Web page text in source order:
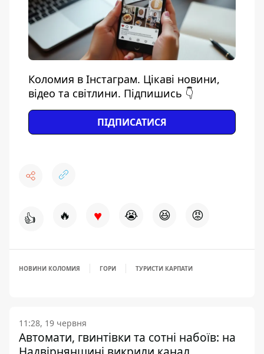
Коломия в Інстаграм. Цікаві новини,
відео та світлини. Підпишись 👇
ПІДПИСАТИСЯ
👍 🔥 ♥ 😭 😆 😡
НОВИНИ КОЛОМИЯ ГОРИ ТУРИСТИ КАРПАТИ
11:28, 19 червня
Автомати, гвинтівки та сотні набоїв: на